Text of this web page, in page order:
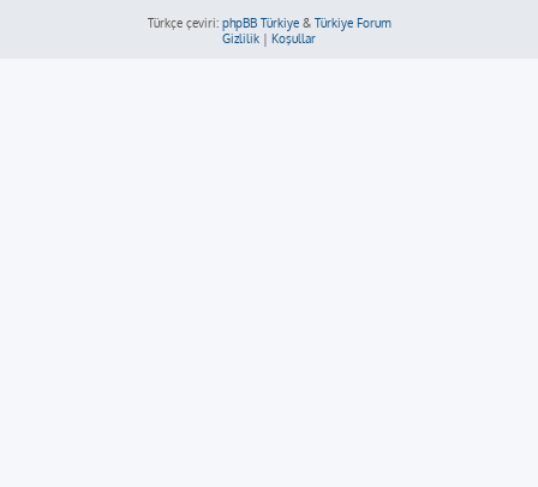
Türkçe çeviri: phpBB Türkiye& Türkiye Forum
Gizlilik | Koşullar